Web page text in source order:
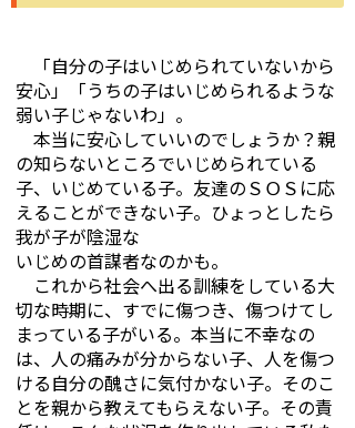
「自分の子はいじめられていないから
安心」「うちの子はいじめられるような
弱い子じゃないわ」。
本当に安心していいのでしょうか？親
の知らないところでいじめられている
子、いじめている子。友達のＳＯＳに応
えることができない子。ひょっとしたら
我が子が陰湿な
いじめの首謀者なのかも。
これから社会へ出る訓練をしている大
切な時期に、すでに傷つき、傷つけてし
まっている子がいる。本当に不幸なの
は、人の痛みが分からない子、人を傷つ
ける自分の醜さに気付かない子。そのこ
とを親から教えてもらえない子。その責